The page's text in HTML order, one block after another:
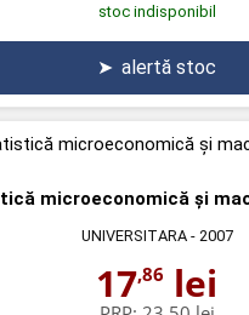
stoc indisponibil
➤ alertă stoc
microeconomică şi
UNIVERSITARA- 2007
17,86 lei